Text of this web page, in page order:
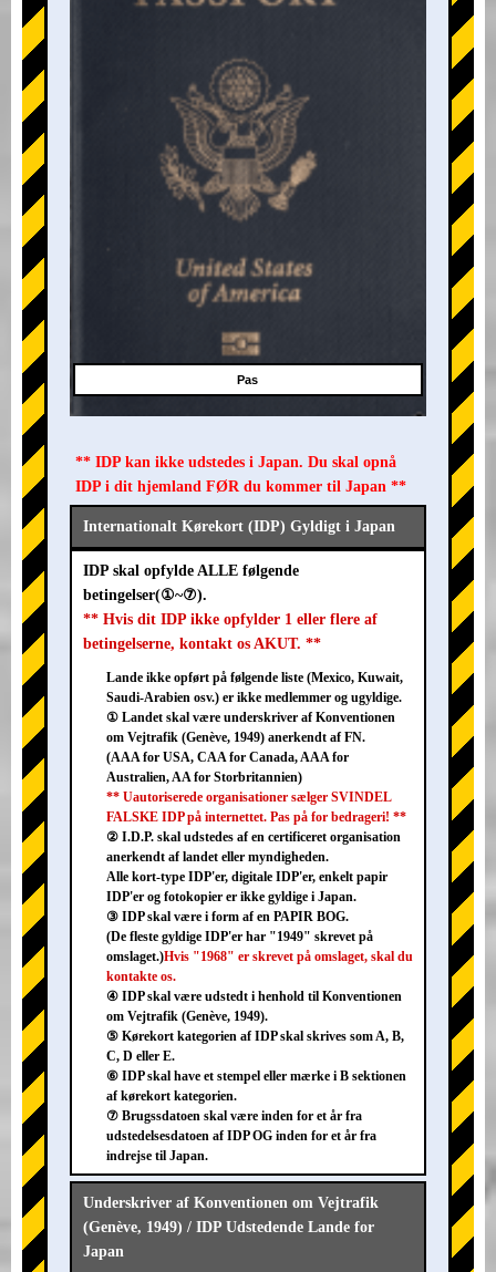
Pas
** IDP kan ikke udstedes i Japan. Du skal opnå
IDP i dit hjemland FØR du kommer til Japan **
Internationalt Kørekort (IDP) Gyldigt i Japan
IDP skal opfylde ALLE følgende
betingelser(①~⑦).
** Hvis dit IDP ikke opfylder 1 eller flere af
betingelserne, kontakt os AKUT. **
Lande ikke opført på følgende liste (Mexico, Kuwait,
Saudi-Arabien osv.) er ikke medlemmer og ugyldige.
① Landet skal være underskriver af Konventionen
om Vejtrafik (Genève, 1949) anerkendt af FN.
(AAA for USA, CAA for Canada, AAA for
Australien, AA for Storbritannien)
** Uautoriserede organisationer sælger SVINDEL
FALSKE IDP på internettet. Pas på for bedrageri! **
② I.D.P. skal udstedes af en certificeret organisation
anerkendt af landet eller myndigheden.
Alle kort-type IDP'er, digitale IDP'er, enkelt papir
IDP'er og fotokopier er ikke gyldige i Japan.
③ IDP skal være i form af en PAPIR BOG.
(De fleste gyldige IDP'er har "1949" skrevet på
omslaget.)Hvis "1968" er skrevet på omslaget, skal du
kontakte os.
④ IDP skal være udstedt i henhold til Konventionen
om Vejtrafik (Genève, 1949).
⑤ Kørekort kategorien af IDP skal skrives som A, B,
C, D eller E.
⑥ IDP skal have et stempel eller mærke i B sektionen
af kørekort kategorien.
⑦ Brugssdatoen skal være inden for et år fra
udstedelsesdatoen af IDP OG inden for et år fra
indrejse til Japan.
Underskriver af Konventionen om Vejtrafik
(Genève, 1949) / IDP Udstedende Lande for
Japan